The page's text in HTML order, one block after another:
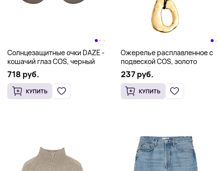
Солнцезащитные очки DAZE -
кошачий глаз COS, черный
718 руб.
КУПИТЬ
Ожерелье расплавленное с
подвеской COS, золото
237 руб.
КУПИТЬ